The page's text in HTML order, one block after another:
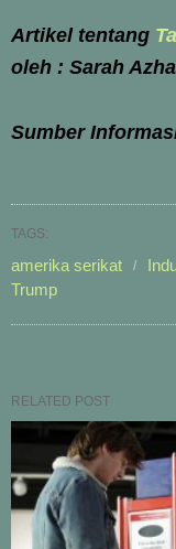
Artikel tentang
oleh : Sarah
Sumber
TAGS:
amerika serikat
Trump
RELATED POST